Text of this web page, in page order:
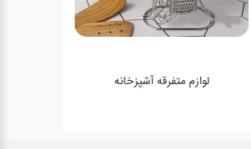
لوازم متفرقه آشپزخانه